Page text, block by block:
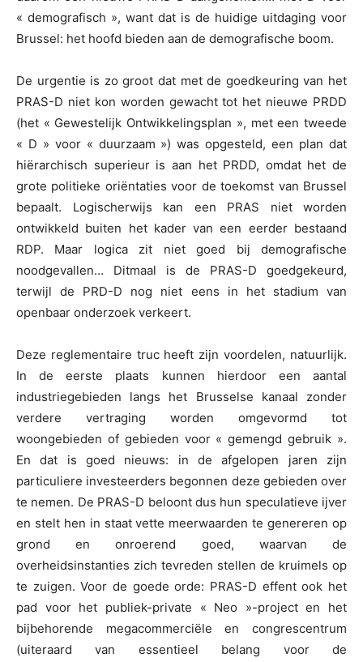
« demografisch », want dat is de huidige uitdaging voor
Brussel: het hoofd bieden aan de demografische boom.
De urgentie is zo groot dat met de goedkeuring van het
PRAS-D niet kon worden gewacht tot het nieuwe PRDD
(het « Gewestelijk Ontwikkelingsplan », met een tweede
« D » voor « duurzaam ») was opgesteld, een plan dat
hiërarchisch superieur is aan het PRDD, omdat het de
grote politieke oriëntaties voor de toekomst van Brussel
bepaalt. Logischerwijs kan een PRAS niet worden
ontwikkeld buiten het kader van een eerder bestaand
RDP. Maar logica zit niet goed bij demografische
noodgevallen… Ditmaal is de PRAS-D goedgekeurd,
terwijl de PRD-D nog niet eens in het stadium van
openbaar onderzoek verkeert.
Deze reglementaire truc heeft zijn voordelen, natuurlijk.
In de eerste plaats kunnen hierdoor een aantal
industriegebieden langs het Brusselse kanaal zonder
verdere vertraging worden omgevormd tot
woongebieden of gebieden voor « gemengd gebruik ».
En dat is goed nieuws: in de afgelopen jaren zijn
particuliere investeerders begonnen deze gebieden over
te nemen. De PRAS-D beloont dus hun speculatieve ijver
en stelt hen in staat vette meerwaarden te genereren op
grond en onroerend goed, waarvan de
overheidsinstanties zich tevreden stellen de kruimels op
te zuigen. Voor de goede orde: PRAS-D effent ook het
pad voor het publiek-private « Neo »-project en het
bijbehorende megacommerciële en congrescentrum
(uiteraard van essentieel belang voor de